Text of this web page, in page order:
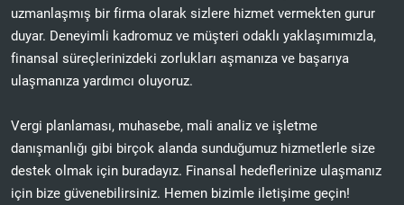
uzmanlaşmış bir firma olarak sizlere hizmet vermekten gurur
duyar. Deneyimli kadromuz ve müşteri odaklı yaklaşımımızla,
finansal süreçlerinizdeki zorlukları aşmanıza ve başarıya
ulaşmanıza yardımcı oluyoruz.
Vergi planlaması, muhasebe, mali analiz ve işletme
danışmanlığı gibi birçok alanda sunduğumuz hizmetlerle size
destek olmak için buradayız. Finansal hedeflerinize ulaşmanız
için bize güvenebilirsiniz. Hemen bizimle iletişime geçin!